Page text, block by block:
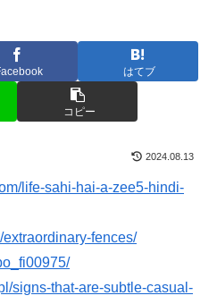
はてブ
コピー
2024.08.13
life-sahi-hai-a-zee5-hindi-
fences/
signs-that-are-subtle-casual-